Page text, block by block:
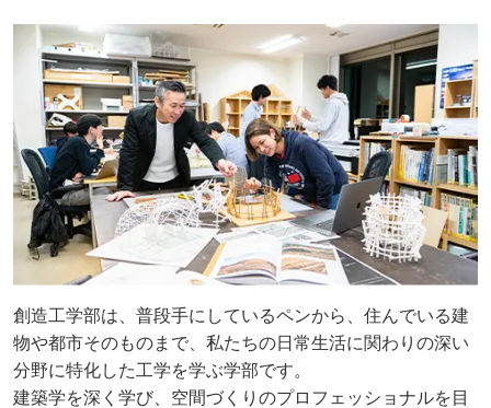
創造工学部は、普段手にしているペンから、住んでいる建
物や都市そのものまで、私たちの日常生活に関わりの深い
分野に特化した工学を学ぶ学部です。
建築学を深く学び、空間づくりのプロフェッショナルを目